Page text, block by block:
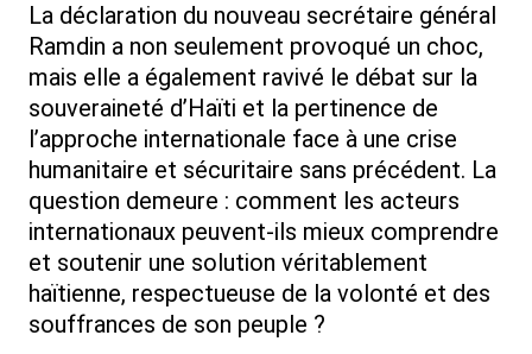
La déclaration du nouveau secrétaire général
Ramdin a non seulement provoqué un choc,
mais elle a également ravivé le débat sur la
souveraineté d’Haïti et la pertinence de
l’approche internationale face à une crise
humanitaire et sécuritaire sans précédent. La
question demeure : comment les acteurs
internationaux peuvent-ils mieux comprendre
et soutenir une solution véritablement
haïtienne, respectueuse de la volonté et des
souffrances de son peuple ?